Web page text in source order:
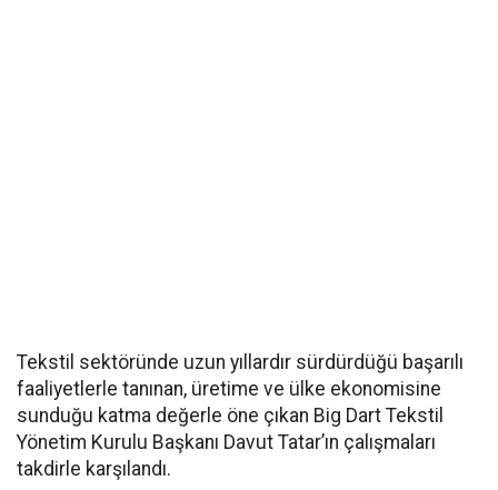
Tekstil sektöründe uzun yıllardır sürdürdüğü başarılı
faaliyetlerle tanınan, üretime ve ülke ekonomisine
sunduğu katma değerle öne çıkan Big Dart Tekstil
Yönetim Kurulu Başkanı Davut Tatar’ın çalışmaları
takdirle karşılandı.